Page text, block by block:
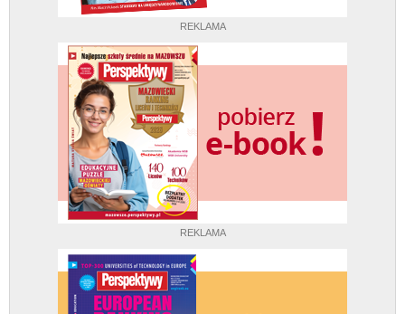
REKLAMA
REKLAMA